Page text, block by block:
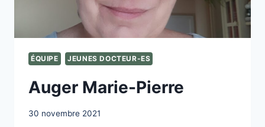
CROISÉS
LE
DE
VUE
DES
PARENTS,
PROFESSIONNELS
ÉQUIPE JEUNES DOCTEUR-ES
Auger Marie-Pierre
30 novembre 2021